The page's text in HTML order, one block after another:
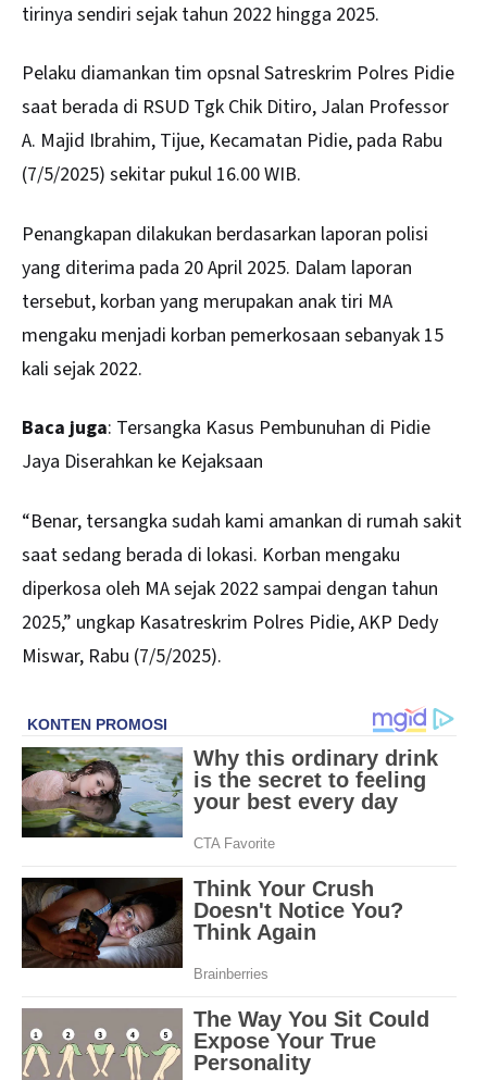
tirinya sendiri sejak tahun 2022 hingga 2025.
Pelaku diamankan tim opsnal Satreskrim Polres Pidie
saat berada di RSUD Tgk Chik Ditiro, Jalan Professor
A. Majid Ibrahim, Tijue, Kecamatan Pidie, pada Rabu
(7/5/2025) sekitar pukul 16.00 WIB.
Penangkapan dilakukan berdasarkan laporan polisi
yang diterima pada 20 April 2025. Dalam laporan
tersebut, korban yang merupakan anak tiri MA
mengaku menjadi korban pemerkosaan sebanyak 15
kali sejak 2022.
Baca juga: Tersangka Kasus Pembunuhan di Pidie
Jaya Diserahkan ke Kejaksaan
“Benar, tersangka sudah kami amankan di rumah sakit
saat sedang berada di lokasi. Korban mengaku
diperkosa oleh MA sejak 2022 sampai dengan tahun
2025,” ungkap Kasatreskrim Polres Pidie, AKP Dedy
Miswar, Rabu (7/5/2025).